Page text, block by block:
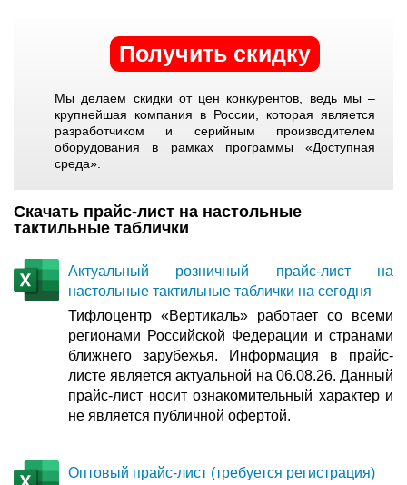
Получить скидку
Мы делаем скидки от цен конкурентов, ведь мы –
крупнейшая компания в России, которая является
разработчиком и серийным производителем
оборудования в рамках программы «Доступная
среда».
Скачать прайс-лист на настольные
тактильные таблички
Актуальный розничный прайс-лист на
настольные тактильные таблички на сегодня
Тифлоцентр «Вертикаль» работает со всеми
регионами Российской Федерации и странами
ближнего зарубежья. Информация в прайс-
листе является актуальной на 06.08.26. Данный
прайс-лист носит ознакомительный характер и
не является публичной офертой.
Оптовый прайс-лист (требуется регистрация)